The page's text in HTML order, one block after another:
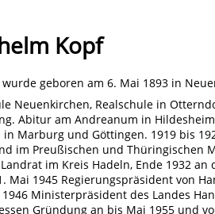
Kopf
geboren am 6. Mai 1893 in
Neuenkirchen, Realschule in
Abitur am Andreanum in
in Marburg und Göttingen. 1919 bis
im Preußischen und Thüringischen
im Kreis Hadeln, Ende 1932
Mai 1945 Regierungspräsident von
Ministerpräsident des Landes
Gründung an bis Mai 1955 und